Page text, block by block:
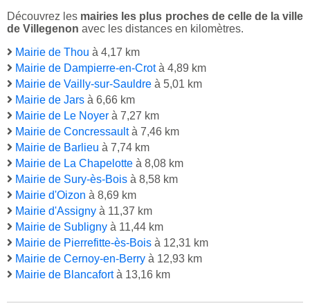
Découvrez les mairies les plus proches de celle de la ville
de Villegenon avec les distances en kilomètres.
Mairie de Thou à 4,17 km
Mairie de Dampierre-en-Crotà 4,89 km
Mairie de Vailly-sur-Sauldre à 5,01 km
Mairie de Jars à 6,66 km
Mairie de Le Noyer à 7,27 km
Mairie de Concressaultà 7,46 km
Mairie de Barlieu à 7,74 km
Mairie de La Chapelotte à 8,08 km
Mairie de Sury-ès-Bois à 8,58 km
Mairie d'Oizon à 8,69 km
Mairie d'Assigny à 11,37 km
Mairie de Subligny à 11,44 km
Mairie de Pierrefitte-ès-Bois à 12,31 km
Mairie de Cernoy-en-Berry à 12,93 km
Mairie de Blancafortà 13,16 km